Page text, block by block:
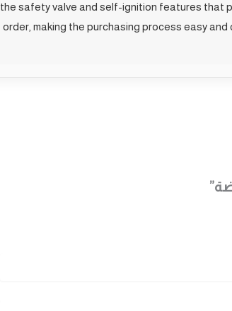
the safety valve and self-ignition features that
order, making the purchasing process easy